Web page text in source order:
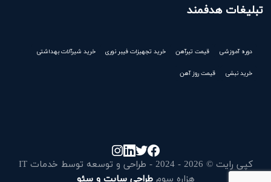
تبلیغات هدفمند
دوره آموزشی قیمت تیرآهن خرید تجهیزات فیبر نوری خرید شیرآلات بهداشتی
خرید نبشی قیمت روز آهن
کپی رایت © 2026 - 2024 - طراحی و توسعه توسط خدمات IT
هزاره سومطراحی سایت و سئو